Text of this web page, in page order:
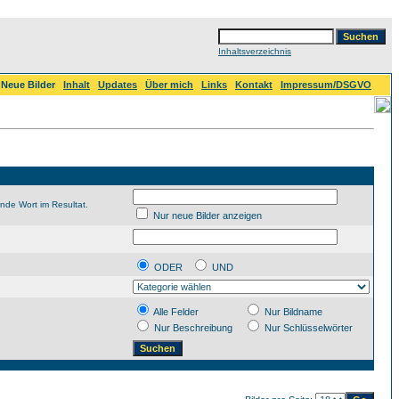
Inhaltsverzeichnis
Neue Bilder Inhalt Updates Über mich Links Kontakt
Impressum/DSGVO
Wort im Resultat.
Nur neue Bilder anzeigen
ODER
UND
Alle Felder
Nur Bildname
Nur Beschreibung
Nur Schlüsselwörter